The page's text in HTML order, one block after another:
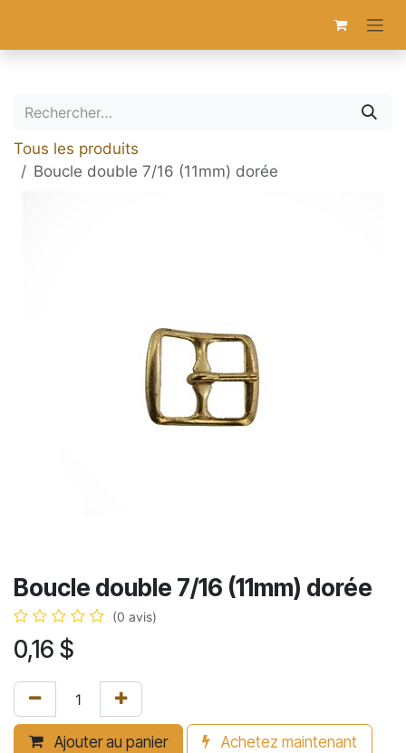
Tous les produits
Boucle double 7/16 (11mm) dorée
Boucle double 7/16 (11mm) dorée
(0 avis)
0,16 $
Ajouter au panier Achetez maintenant